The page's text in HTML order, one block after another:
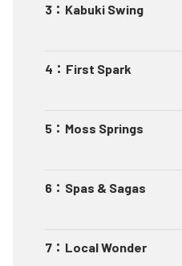
3 ： Kabuki Swing
4 ： First Spark
5 ： Moss Springs
6 ： Spas & Sagas
7 ： Local Wonder